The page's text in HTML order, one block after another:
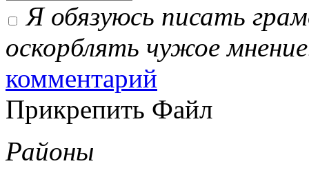
Я обязуюсь писать
оскорблять чужое
комментарий
Прикрепить Файл
Районы